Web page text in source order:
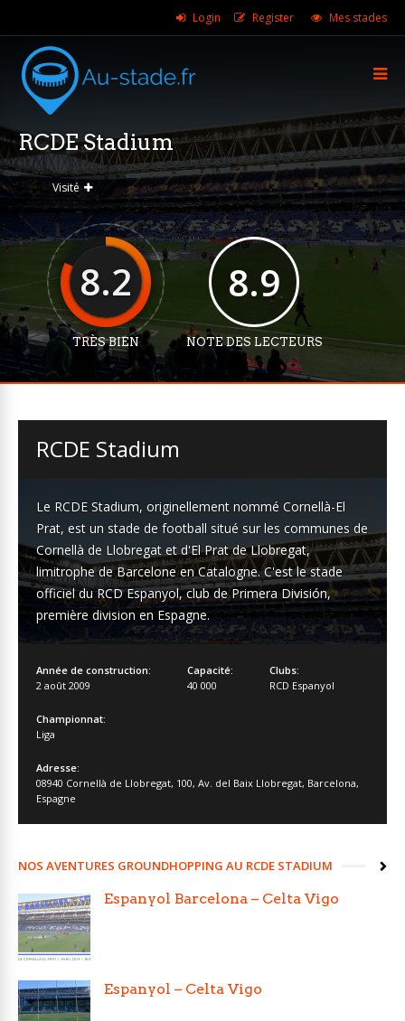
Login Register Mes stades
RCDE Stadium
Visité
8.2
TRÈS BIEN
8.9
NOTE DES LECTEURS
RCDE Stadium
Le RCDE Stadium, originellement nommé Cornellà-El
Prat, est un stade de football situé sur les communes de
Cornellà de Llobregat et d'El Prat de Llobregat,
limitrophe de Barcelone en Catalogne. C'est le stade
officiel du RCD Espanyol, club de Primera División,
première division en Espagne.
Année de construction:
2 août 2009
Capacité:
40 000
Clubs:
RCD Espanyol
Championnat:
Liga
Adresse:
08940 Cornellà de Llobregat, 100, Av. del Baix Llobregat, Barcelona,
Espagne
NOS AVENTURES GROUNDHOPPING AU RCDE STADIUM
Espanyol Barcelona – Celta Vigo
Espanyol – Celta Vigo